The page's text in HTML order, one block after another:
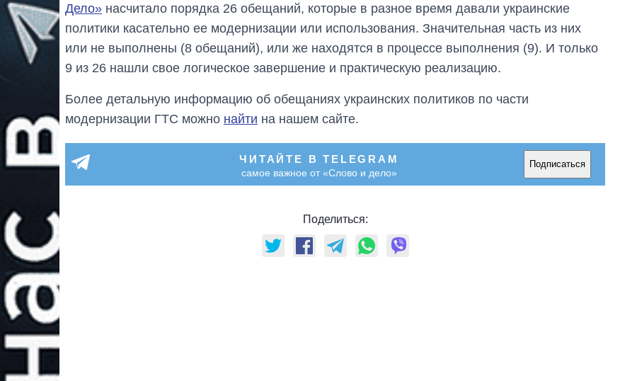
Дело» насчитало порядка 26 обещаний, которые в разное время давали украинские
политики касательно ее модернизации или использования. Значительная часть из них
или не выполнены (8 обещаний), или же находятся в процессе выполнения (9). И только
9 из 26 нашли свое логическое завершение и практическую реализацию.
Более детальную информацию об обещаниях украинских политиков по части
модернизации ГТС можно найти на нашем сайте.
ЧИТАЙТЕ В TELEGRAM
самое важное от «Слово и дело»
Подписаться
Поделиться:
От 1 месяца – до 5
лет: кто и как долго
занимал